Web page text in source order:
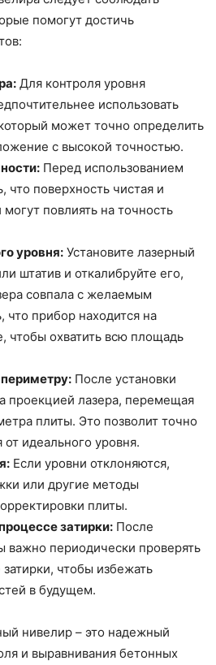
помогут достичь
Для контроля уровня
использовать
может точно определить
с высокой точностью.
Перед использованием
что поверхность чистая и
повлиять на точность
уровня: Установите лазерный
штатив и откалибруйте его,
совпала с желаемым
что прибор находится на
чтобы охватить всю площадь
После установки
проекцией лазера, перемещая
плиты. Это позволит точно
идеального уровня.
Если уровни отклоняются,
или другие методы
плиты.
затирки: После
важно периодически проверять
чтобы избежать
в будущем.
нивелир – это надежный
и выравнивания бетонных